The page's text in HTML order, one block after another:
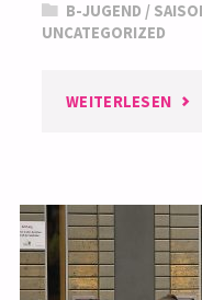
B-JUGEND /
UNCATEGORIZED
WEITERLESEN"B-